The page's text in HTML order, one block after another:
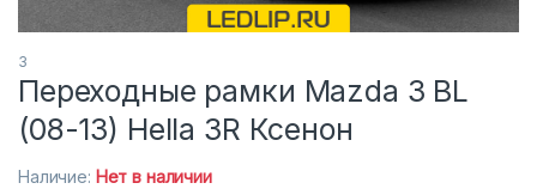
3
Переходные рамки Mazda 3 BL
(08-13) Hella 3R Ксенон
Наличие: Нет в наличии